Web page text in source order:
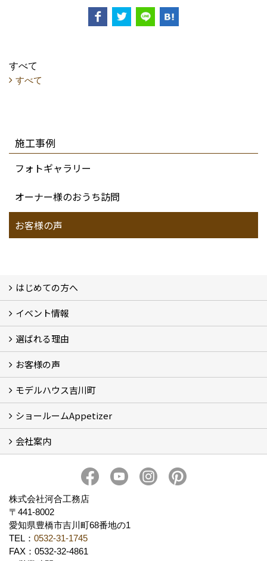
すべて
すべて
施工事例
フォトギャラリー
オーナー様のおうち訪問
お客様の声
はじめての方へ
フォトギャラリー
性能について
自然素材のお家
オーナー様のおうち訪問
イベント情報
イベント情報
選ばれる理由
5つのやさしさ宣言
3つのプロ宣言
お家づくりスケジュール
お客様の声
お客様の声
モデルハウス吉川町
吉川町モデルハウス
ショールームAppetizer
Appetizer(ショールーム)
Appetizer(レンタルスペース)
会社案内
社長 河合智之の想い
求人情報 Recruit
株式会社河合工務店
〒441-8002
愛知県豊橋市吉川町68番地の1
TEL： 0532-31-1745
FAX：0532-32-4861